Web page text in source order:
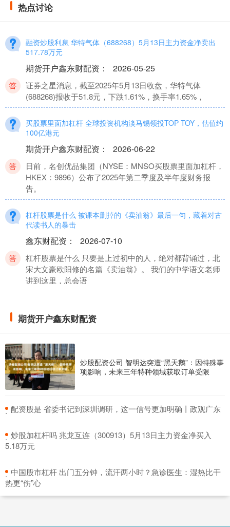
热点讨论
融资炒股利息 华特气体（688268）5月13日主力资金净卖出
517.78万元
期货开户鑫东财配资 ： 2026-05-25
证券之星消息，截至2025年5月13日收盘，华特气体
(688268)报收于51.8元，下跌1.61%，换手率1.65%，
买股票里面加杠杆 全球投资机构淡马锡领投TOP TOY，估值约
100亿港元
期货开户鑫东财配资 ： 2026-06-22
日前，名创优品集团（NYSE：MNSO买股票里面加杠杆，
HKEX：9896）公布了2025年第二季度及半年度财务报
告。
杠杆股票是什么 被课本删掉的《卖油翁》最后一句，藏着对古
代读书人的暴击
鑫东财配资 ： 2026-07-10
杠杆股票是什么 只要是上过初中的人，绝对都背诵过，北
宋大文豪欧阳修的名篇《卖油翁》。 我们的中学语文老师
讲到这里，总会语
14.72亿港元
期货交易鑫东财配资： 2026-05-27
中访网数据 江苏恒瑞医药股份有限公司
(600276.SH/1276.HK)宣布，其H股全球发售的稳定价格期
已于2025
入95.96万元
证券之星消息，截至2025年7月1日收盘，赛恩斯(688480)
报收于33.03元，上涨2.74%，换手率1.57%，成
期货开户鑫东财配资
炒股配资公司 智明达突遭“黑天鹅”：因特殊事
项影响，未来三年特种领域获取订单受限
· ​配资股是 省委书记到深圳调研，这一信号更加明确丨政观广东
· ​炒股加杠杆吗 兆龙互连（300913）5月13日主力资金净买入
5.18万元
· ​中国股市杠杆 出门五分钟，流汗两小时？急诊医生：湿热比干
热更“伤”心